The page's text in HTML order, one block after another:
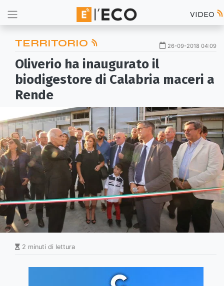
VIDEO
TERRITORIO 26-09-2018 04:09
Oliverio ha inaugurato il
biodigestore di Calabria maceri a
Rende
2 minuti di lettura